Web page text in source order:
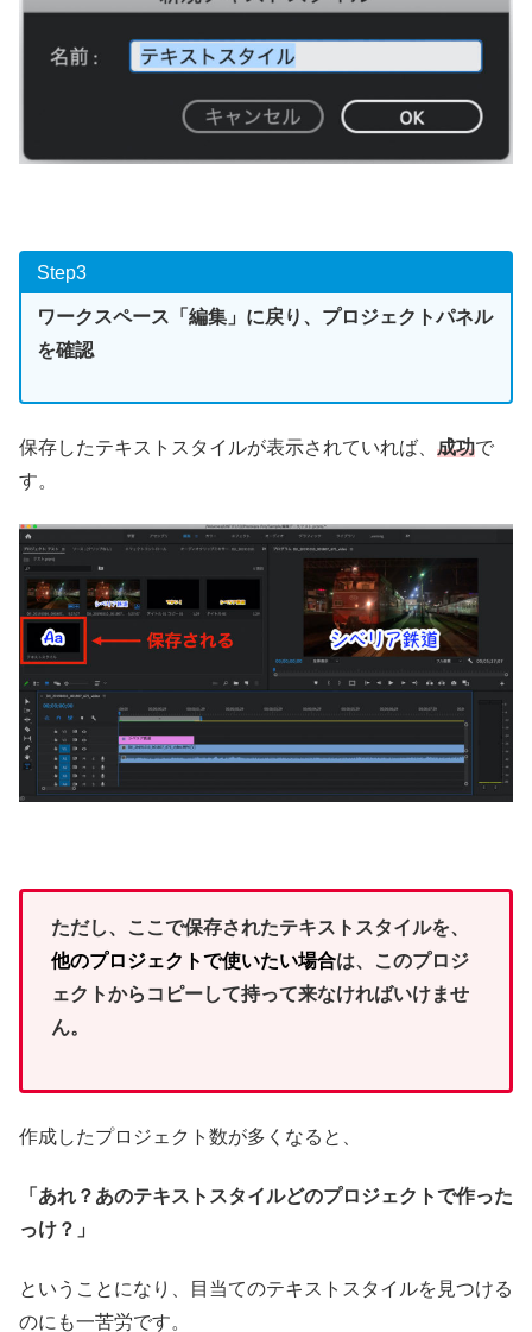
Step3
ワークスペース「編集」に戻り、プロジェクトパネル
を確認
保存したテキストスタイルが表示されていれば、 成功で
す。
ただし、ここで保存されたテキストスタイルを、
他のプロジェクトで使いたい場合は、このプロジ
ェクトからコピーして持って来なければいけませ
ん。
作成したプロジェクト数が多くなると、
「あれ？あのテキストスタイルどのプロジェクトで作った
っけ？」
ということになり、目当てのテキストスタイルを見つける
のにも一苦労です。